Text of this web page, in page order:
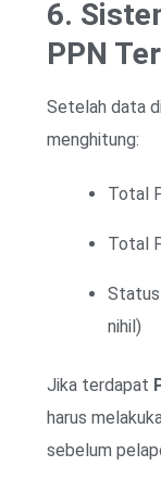
6.
PPN
Setelah data
menghitung:
Total
Total
Status
nihil)
Jika terdapat
harus
sebelum